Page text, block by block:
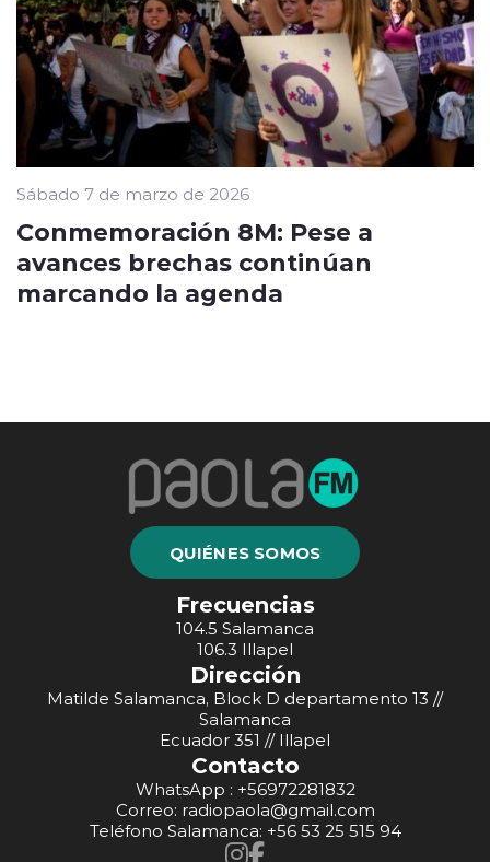
Sábado 7 de marzo de 2026
Conmemoración 8M: Pese a
avances brechas continúan
marcando la agenda
QUIÉNES SOMOS
Frecuencias
104.5 Salamanca
106.3 Illapel
Dirección
Matilde Salamanca, Block D departamento 13 //
Salamanca
Ecuador 351 // Illapel
Contacto
WhatsApp : +56972281832
Correo: radiopaola@gmail.com
Teléfono Salamanca: +56 53 25 515 94